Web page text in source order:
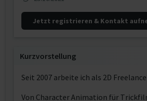
Jetzt registrieren & Kontakt
Kurzvorstellung
Seit 2007 arbeite ich als 2D
Von Character Animation für